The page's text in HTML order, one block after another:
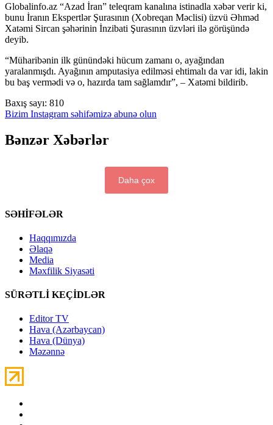
Globalinfo.az “Azad İran” teleqram kanalına istinadla xəbər verir ki,
bunu İranın Ekspertlər Şurasının (Xobreqan Məclisi) üzvü Əhməd
Xatəmi Sircan şəhərinin İnzibati Şurasının üzvləri ilə görüşündə
deyib.
“Müharibənin ilk günündəki hücum zamanı o, ayağından
yaralanmışdı. Ayağının amputasiya edilməsi ehtimalı da var idi, lakin
bu baş vermədi və o, hazırda tam sağlamdır”, – Xatəmi bildirib.
Baxış sayı: 810
Bizim Instagram səhifəmizə abunə olun
Bənzər Xəbərlər
Daha çox
SƏHİFƏLƏR
Haqqımızda
Əlaqə
Media
Məxfilik Siyasəti
SÜRƏTLİ KEÇİDLƏR
Editor TV
Hava (Azərbaycan)
Hava (Dünya)
Məzənnə